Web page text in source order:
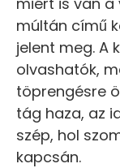
múltán című
jelent meg. A
olvashatók,
töprengésre
tág haza, az
szép, hol
kapcsán.